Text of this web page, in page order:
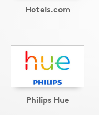
Hotels.com
Philips Hue